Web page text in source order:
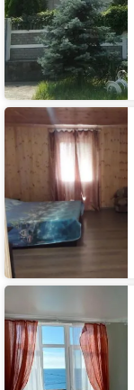
Мини-
гостиница
Аврора
Отель
Империя